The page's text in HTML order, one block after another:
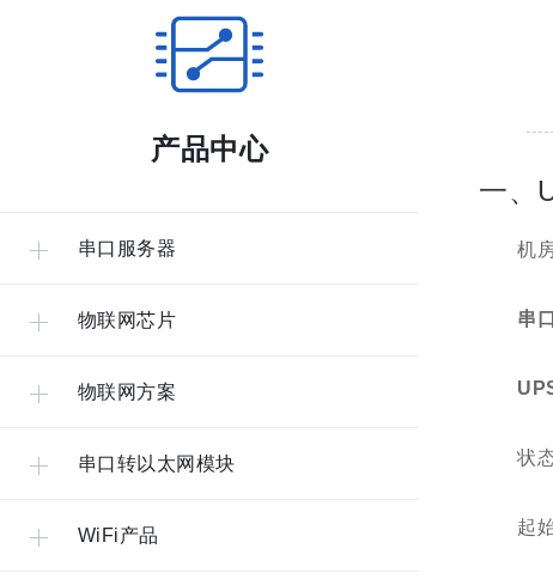
产品中心
串口服务器
物联网芯片
物联网方案
串口转以太网模块
WiFi产品
一、
机
串
状
起